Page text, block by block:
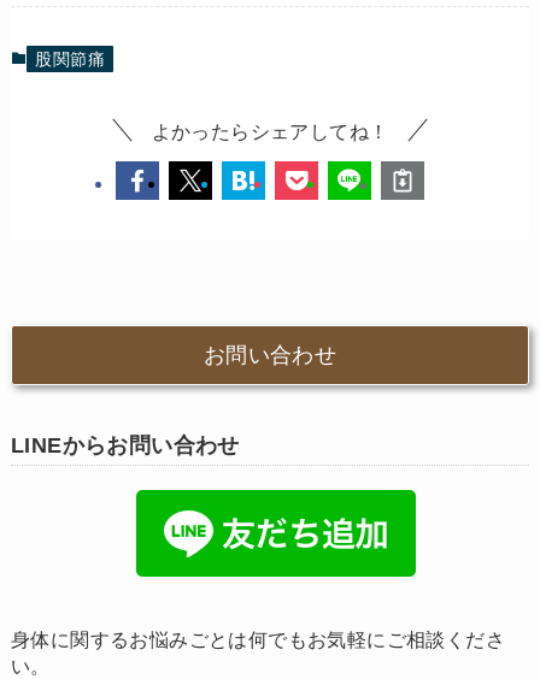
股関節痛
よかったらシェアしてね！
お問い合わせ
LINEからお問い合わせ
身体に関するお悩みごとは何でもお気軽にご相談くださ
い。